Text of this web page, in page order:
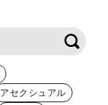
アセクシュアル